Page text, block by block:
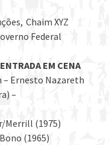
Chaim XYZ
Federal
EM CENA
Ernesto Nazareth
–
Merrill (1975)
(1965)